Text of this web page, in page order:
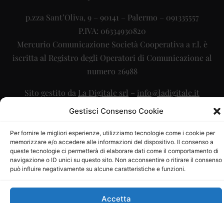
Gestisci Consenso Cookie
Per fornire le migliori esperienze, utilizziamo tecnologie come i cookie per
memorizzare e/o accedere alle informazioni del dispositivo. Il consenso a
queste tecnologie ci permetterà di elaborare dati come il comportamento di
navigazione o ID unici su questo sito. Non acconsentire o ritirare il consenso
può influire negativamente su alcune caratteristiche e funzioni.
Accetta
p.zza Sant’Oliva, 9 – 90141 – Palermo – 091335557
P.IVA: 06334930820
Mercurio Comunicazione Società Cooperativa a r.l. è
iscritta al Registro degli Operatori di Comunicazione al
numero 26988
Sito gestito da La Digitale srl – info@ladigitale.it